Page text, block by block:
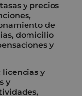
y precios
de
domicilio
y
licencias y
y